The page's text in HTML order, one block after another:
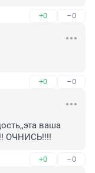
+0 –0
+0 –0
ваша
ОЧНИСЬ!!!!
+0 –0